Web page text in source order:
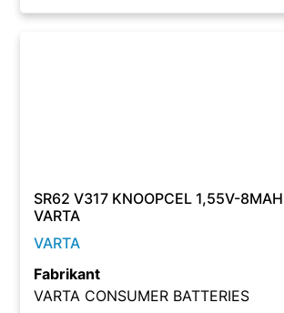
SR62 V317 KNOOPCEL 1,55V-
VARTA
VARTA
Fabrikant
VARTA CONSUMER BATTERIES